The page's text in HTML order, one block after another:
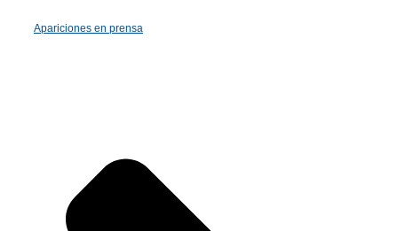
Apariciones en prensa